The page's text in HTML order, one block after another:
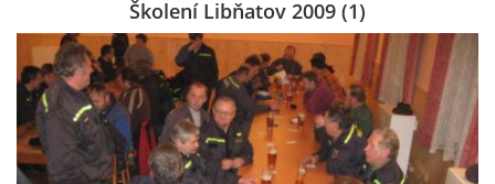
VÝJEZDOVÁ JEDNOTKA
KROUŽEK MLADÝCH HASIČŮ
Školení Libňatov 2009 (1)